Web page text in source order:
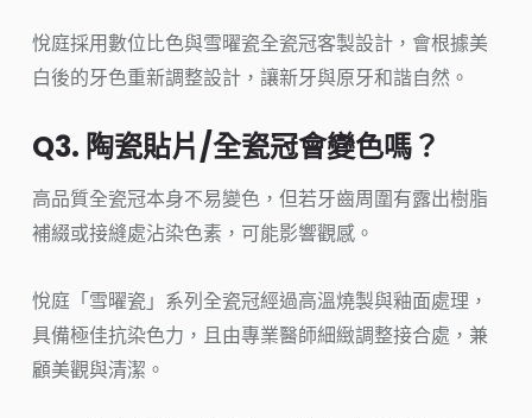
悅庭採用數位比色與雪曜瓷全瓷冠客製設計，會根據美
白後的牙色重新調整設計，讓新牙與原牙和諧自然。
Q3. 陶瓷貼片/全瓷冠會變色嗎？
高品質全瓷冠本身不易變色，但若牙齒周圍有露出樹脂
補綴或接縫處沾染色素，可能影響觀感。
悅庭「雪曜瓷」系列全瓷冠經過高溫燒製與釉面處理，
具備極佳抗染色力，且由專業醫師細緻調整接合處，兼
顧美觀與清潔。